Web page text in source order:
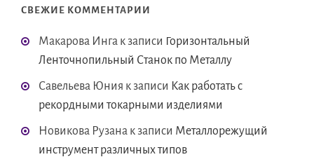
СВЕЖИЕ КОММЕНТАРИИ
Макарова Инга к записи Горизонтальный
Ленточнопильный Станок по Металлу
Савельева Юния к записи Как работать с
рекордными токарными изделиями
Новикова Рузана к записи Металлорежущий
инструмент различных типов